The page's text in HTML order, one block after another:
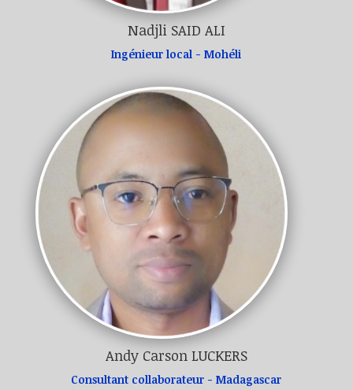
Nadjli SAID ALI
Ingénieur local - Mohéli
Andy Carson LUCKERS
Consultant collaborateur - Madagascar